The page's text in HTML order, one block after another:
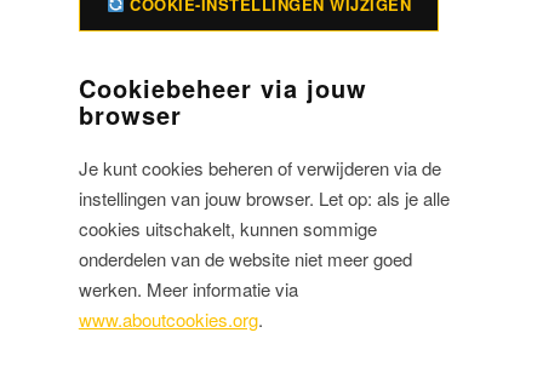
Cookiebeheer via jouw
browser
Je kunt cookies beheren of verwijderen via de
instellingen van jouw browser. Let op: als je alle
cookies uitschakelt, kunnen sommige
onderdelen van de website niet meer goed
werken. Meer informatie via
www.aboutcookies.org.